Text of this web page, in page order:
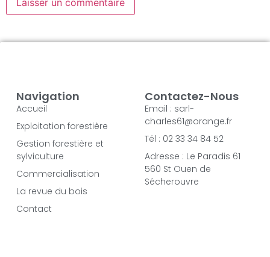
Navigation
Accueil
Exploitation forestière
Gestion forestière et
sylviculture
Commercialisation
La revue du bois
Contact
Contactez-Nous
Email : sarl-
charles61@orange.fr
Tél : 02 33 34 84 52
Adresse : Le Paradis 61
560 St Ouen de
Sécherouvre